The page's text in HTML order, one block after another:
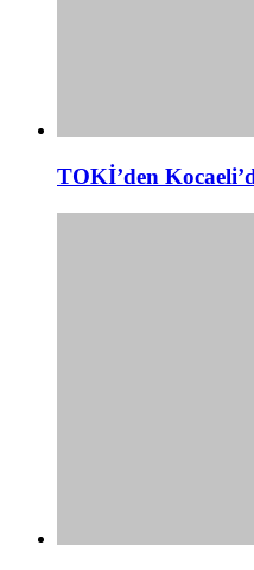
TOKİ’den